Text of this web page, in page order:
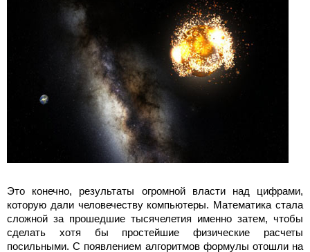
Это конечно, результаты огромной власти над цифрами,
которую дали человечеству компьютеры. Математика стала
сложной за прошедшие тысячелетия именно затем, чтобы
сделать хотя бы простейшие физические расчеты
посильными. С появлением алгоритмов формулы отошли на